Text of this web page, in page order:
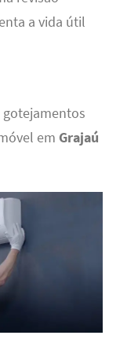
a vida útil
em Grajaú